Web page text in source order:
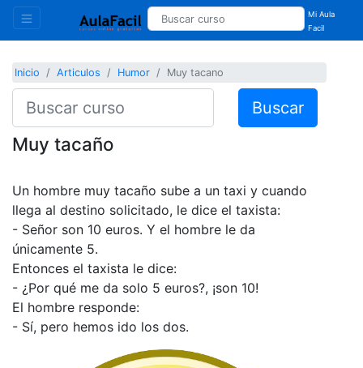
Mi Aula
Facil
Inicio Articulos Humor Muy tacano
Buscar
Muy tacaño
Un hombre muy tacaño sube a un taxi y cuando
llega al destino solicitado, le dice el taxista:
- Señor son 10 euros. Y el hombre le da
únicamente 5.
Entonces el taxista le dice:
- ¿Por qué me da solo 5 euros?, ¡son 10!
El hombre responde:
- Sí, pero hemos ido los dos.